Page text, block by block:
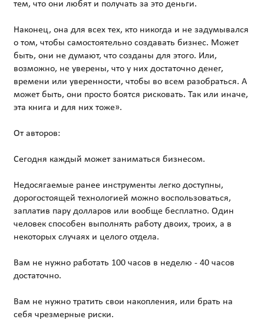
тем, что они любят и получать за это деньги.
Наконец, она для всех тех, кто никогда и не задумывался
о том, чтобы самостоятельно создавать бизнес. Может
быть, они не думают, что созданы для этого. Или,
возможно, не уверены, что у них достаточно денег,
времени или уверенности, чтобы во всем разобраться. А
может быть, они просто боятся рисковать. Так или иначе,
эта книга и для них тоже».
От авторов:
Сегодня каждый может заниматься бизнесом.
Недосягаемые ранее инструменты легко доступны,
дорогостоящей технологией можно воспользоваться,
заплатив пару долларов или вообще бесплатно. Один
человек способен выполнять работу двоих, троих, а в
некоторых случаях и целого отдела.
Вам не нужно работать 100 часов в неделю - 40 часов
достаточно.
Вам не нужно тратить свои накопления, или брать на
себя чрезмерные риски.